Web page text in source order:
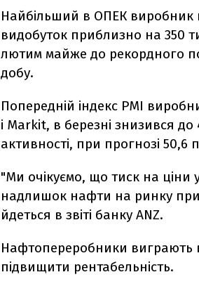
Найбільший в ОПЕК виробник
видобуток приблизно на 350
лютим майже до рекордного
добу.
Попередній індекс PMI
і Markit, в березні знизився
активності, при прогнозі 50,6
"Ми очікуємо, що тиск на ціни
надлишок нафти на ринку
йдеться в звіті банку ANZ.
Нафтопереробники виграють
підвищити рентабельність.